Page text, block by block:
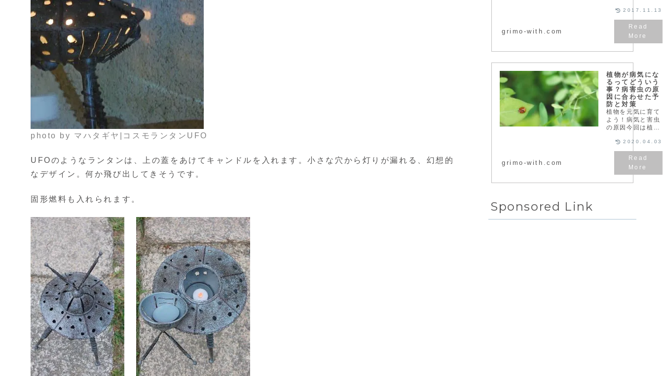
photo by マハタギヤ|コスモランタンUFO
UFOのようなランタンは、上の蓋をあけてキャンドルを入れます。小さな穴から灯りが漏れる、幻想的
なデザイン。何か飛び出してきそうです。
固形燃料も入れられます。
て育っていきま
す。ヒヤシンスの
水栽培で成長の過
程を御覧になった
方も多いのではな
いでしょうか。養
んけい）、...
grimo-with.com
2017.11.13
植物が病気にな
るってどういう
事？病害虫の原
因に合わせた予
防と対策
植物を元気に育て
よう！病気と害虫
の原因今回は植物
けて通れない、病
害虫（病気と害
虫）のお話です。
枯れてしまう原因
は、水やりや温度
などの管理以外に
grimo-with.com
2020.04.03
Sponsored Link